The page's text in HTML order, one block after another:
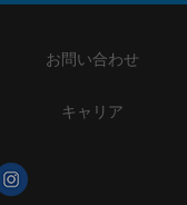
お問い合わせ
キャリア